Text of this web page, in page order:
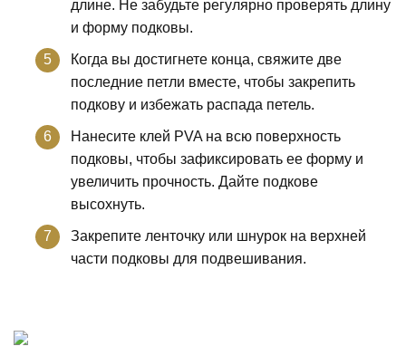
длине. Не забудьте регулярно проверять длину
и форму подковы.
Когда вы достигнете конца, свяжите две
последние петли вместе, чтобы закрепить
подкову и избежать распада петель.
Нанесите клей PVA на всю поверхность
подковы, чтобы зафиксировать ее форму и
увеличить прочность. Дайте подкове
высохнуть.
Закрепите ленточку или шнурок на верхней
части подковы для подвешивания.